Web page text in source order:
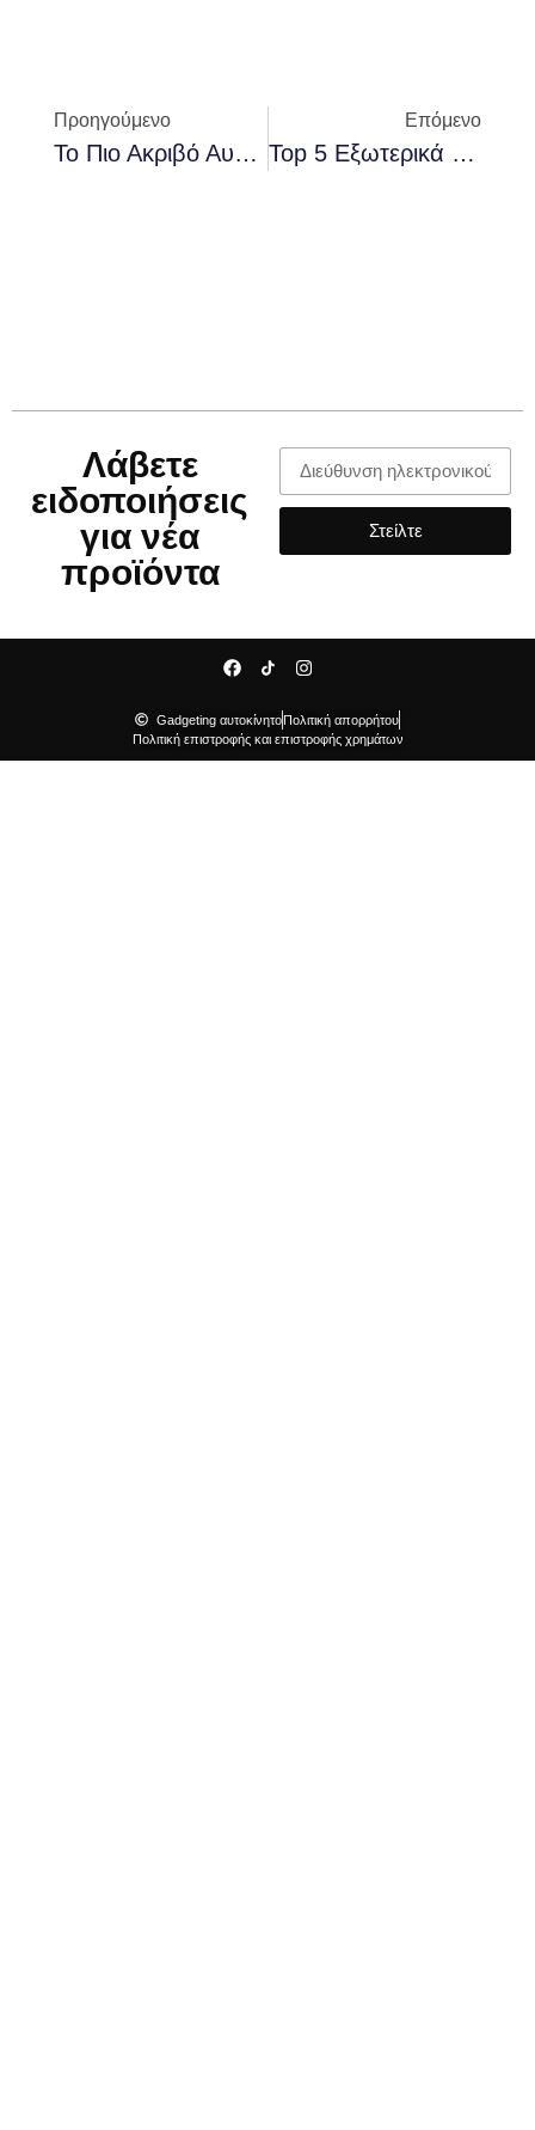
Προηγούμενο
Το Πιο Ακριβό Αυτοκίνητο Στον Κόσμο: Η Πολυτέλεια Στην Καλύτερη Εκδοχή Της
Επόμενο
Top 5 Εξωτερικά TPMS Για Να Εγκαταστήσετε Μόνοι Σας Το 2025
Λάβετε
ειδοποιήσεις
για νέα
προϊόντα
Στείλτε
Gadgeting αυτοκίνητοΠολιτική απορρήτου
Πολιτική επιστροφής και επιστροφής χρημάτων